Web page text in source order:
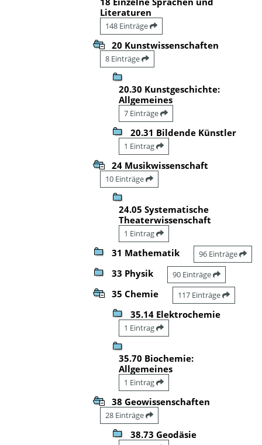
Literaturen
148 Einträge
20 Kunstwissenschaften
8 Einträge
20.30 Kunstgeschichte:
Allgemeines
7 Einträge
20.31 Bildende Künstler
1 Eintrag
24 Musikwissenschaft
10 Einträge
24.05 Systematische
Theaterwissenschaft
1 Eintrag
31 Mathematik 96 Einträge
33 Physik 90 Einträge
35 Chemie 117 Einträge
35.14 Elektrochemie
1 Eintrag
35.70 Biochemie:
Allgemeines
1 Eintrag
38 Geowissenschaften
28 Einträge
38.73 Geodäsie